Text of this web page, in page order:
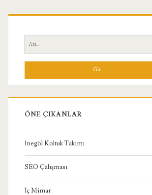
Birincil
Yan
Menü
Ara:
ÖNE ÇIKANLAR
İnegöl Koltuk Takımı
SEO Çalışması
İç Mimar